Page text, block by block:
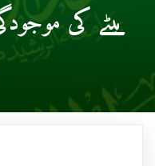
بیٹے کی